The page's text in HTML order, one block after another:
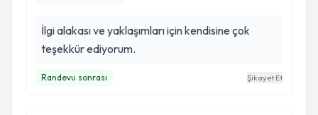
İlgi alakası ve yaklaşımları için kendisine çok
teşekkür ediyorum.
Randevu sonrası Şikayet Et